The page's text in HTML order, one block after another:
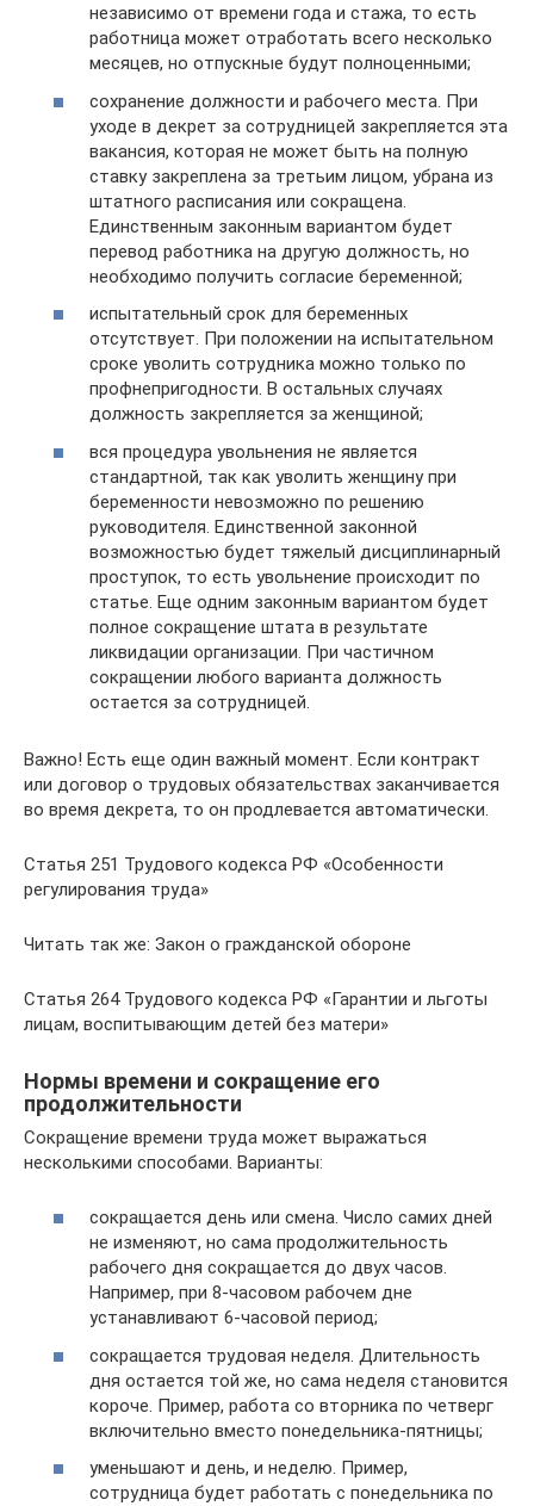
независимо от времени года и стажа, то есть
работница может отработать всего несколько
месяцев, но отпускные будут полноценными;
сохранение должности и рабочего места. При
уходе в декрет за сотрудницей закрепляется эта
вакансия, которая не может быть на полную
ставку закреплена за третьим лицом, убрана из
штатного расписания или сокращена.
Единственным законным вариантом будет
перевод работника на другую должность, но
необходимо получить согласие беременной;
испытательный срок для беременных
отсутствует. При положении на испытательном
сроке уволить сотрудника можно только по
профнепригодности. В остальных случаях
должность закрепляется за женщиной;
вся процедура увольнения не является
стандартной, так как уволить женщину при
беременности невозможно по решению
руководителя. Единственной законной
возможностью будет тяжелый дисциплинарный
проступок, то есть увольнение происходит по
статье. Еще одним законным вариантом будет
полное сокращение штата в результате
ликвидации организации. При частичном
сокращении любого варианта должность
остается за сотрудницей.
Важно! Есть еще один важный момент. Если контракт
или договор о трудовых обязательствах заканчивается
во время декрета, то он продлевается автоматически.
Статья 251 Трудового кодекса РФ «Особенности
регулирования труда»
Читать так же: ​​Закон о гражданской обороне
Статья 264 Трудового кодекса РФ «Гарантии и льготы
лицам, воспитывающим детей без матери»
Нормы времени и сокращение его
продолжительности
Сокращение времени труда может выражаться
несколькими способами. Варианты:
сокращается день или смена. Число самих дней
не изменяют, но сама продолжительность
рабочего дня сокращается до двух часов.
Например, при 8-часовом рабочем дне
устанавливают 6-часовой период;
сокращается трудовая неделя. Длительность
дня остается той же, но сама неделя становится
короче. Пример, работа со вторника по четверг
включительно вместо понедельника-пятницы;
уменьшают и день, и неделю. Пример,
сотрудница будет работать с понедельника по